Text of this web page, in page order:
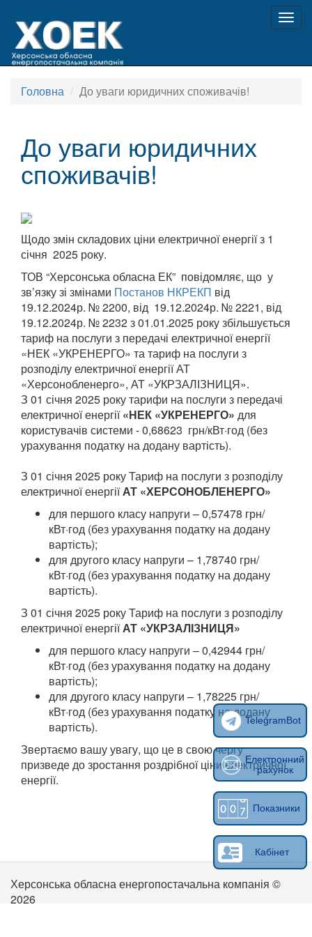
Головна До уваги юридичних споживачів!
До уваги юридичних
споживачів!
Щодо змін складових ціни електричної енергії з 1
січня 2025 року.
ТОВ “Херсонська обласна ЕК” повідомляє, що у
зв’язку зі змінами Постанов НКРЕКП від
19.12.2024р. № 2200, від 19.12.2024р. № 2221, від
19.12.2024р. № 2232 з 01.01.2025 року збільшується
тариф на послуги з передачі електричної енергії
«НЕК «УКРЕНЕРГО» та тариф на послуги з
розподілу електричної енергії АТ
«Херсонобленерго», АТ «УКРЗАЛІЗНИЦЯ».
З 01 січня 2025 року тарифи на послуги з передачі
електричної енергії«НЕК «УКРЕНЕРГО» для
користувачів системи - 0,68623 грн/кВт·год (без
урахування податку на додану вартість).
З 01 січня 2025 року Тариф на послуги з розподілу
електричної енергіїАТ «ХЕРСОНОБЛЕНЕРГО»
для першого класу напруги – 0,57478 грн/
кВт·год (без урахування податку на додану
вартість);
для другого класу напруги – 1,78740 грн/
кВт·год (без урахування податку на додану
вартість).
З 01 січня 2025 року Тариф на послуги з розподілу
електричної енергіїАТ «УКРЗАЛІЗНИЦЯ»
для першого класу напруги – 0,42944 грн/
кВт·год (без урахування податку на додану
вартість);
для другого класу напруги – 1,78225 грн/
кВт·год (без урахування податку на додану
вартість).
Звертаємо вашу увагу, що це в свою чергу
призведе до зростання роздрібної ціни електричної
енергії.
TelegramBot
Електронний
рахунок
Показники
Кабінет
Херсонська обласна енергопостачальна компанія ©
2026